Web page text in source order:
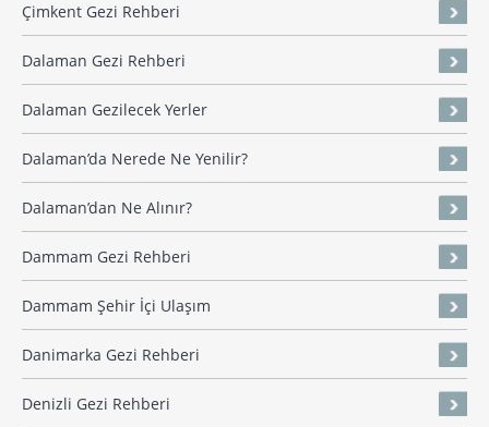
Çimkent Gezi Rehberi
Dalaman Gezi Rehberi
Dalaman Gezilecek Yerler
Dalaman’da Nerede Ne Yenilir?
Dalaman’dan Ne Alınır?
Dammam Gezi Rehberi
Dammam Şehir İçi Ulaşım
Danimarka Gezi Rehberi
Denizli Gezi Rehberi